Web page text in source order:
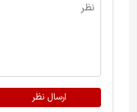
ارسال نظر